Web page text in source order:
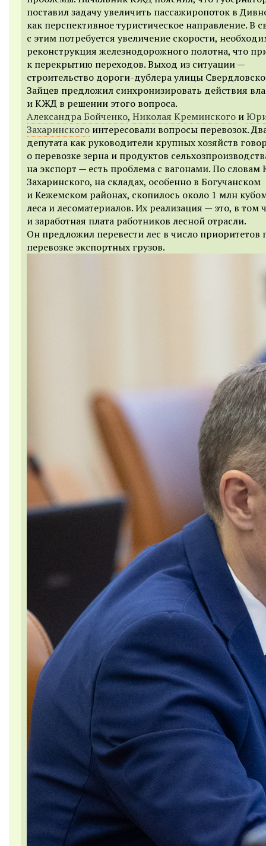
поставил задачу увеличить пассажиропоток в
как перспективное туристическое направление. В
с этим потребуется увеличение скорости,
реконструкция железнодорожного полотна, что
к перекрытию переходов. Выход из ситуации —
строительство дороги-дублера улицы
Зайцев предложил синхронизировать действия
и КЖД в решении этого вопроса.
Александра Бойченко, Николая Креминского и
Захаринского интересовали вопросы перевозок.
депутата как руководители крупных хозяйств
о перевозке зерна и продуктов
на экспорт — есть проблема с вагонами. По
Захаринского, на складах, особенно в Богучанском
и Кежемском районах, скопилось около 1 млн
леса и лесоматериалов. Их реализация — это, в том
и заработная плата работников лесной отрасли.
Он предложил перевести лес в число приоритетов
перевозке экспортных грузов.